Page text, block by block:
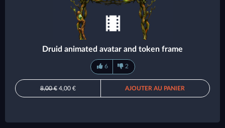
Druid animated avatar and token frame
6 2
8,00 €4,00 € AJOUTER AU PANIER